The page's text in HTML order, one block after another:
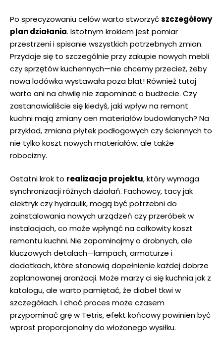
Po ⁤sprecyzowaniu celów warto stworzyćszczegółowy
plan działania. Istotnym krokiem jest pomiar
przestrzeni i spisanie wszystkich potrzebnych zmian.
Przydaje ⁤się to szczególnie przy zakupie nowych⁣ mebli
czy sprzętów kuchennych—nie chcemy przecież, żeby
nowa lodówka wystawała poza blat! Również tutaj
warto ani na⁤ chwilę nie zapominać o budżecie. Czy
zastanawialiście się ⁣kiedyś, jaki wpływ na remont
kuchni mają zmiany cen materiałów budowlanych? Na
przykład, ​zmiana płytek podłogowych czy ściennych to
nie tylko koszt nowych materiałów, ale także
robocizny.
Ostatni krok to realizacja‍ projektu, który wymaga⁢
synchronizacji różnych działań. Fachowcy, tacy jak
elektryk czy hydraulik, mogą być potrzebni do
zainstalowania nowych urządzeń czy przeróbek w
instalacjach, ⁢co może wpłynąć na całkowity koszt
remontu kuchni.⁤ Nie zapominajmy o ‌drobnych, ale
kluczowych detalach—lampach, armaturze i
dodatkach, które stanowią dopełnienie każdej dobrze
⁣zaplanowanej aranżacji. ⁤Może marzy ci się kuchnia jak z
katalogu, ale warto⁢ pamiętać, że ​diabeł tkwi ⁢w
szczegółach.​ I choć proces może czasem
przypominać grę w Tetris, efekt końcowy powinien być
wprost proporcjonalny ‍do włożonego wysiłku.